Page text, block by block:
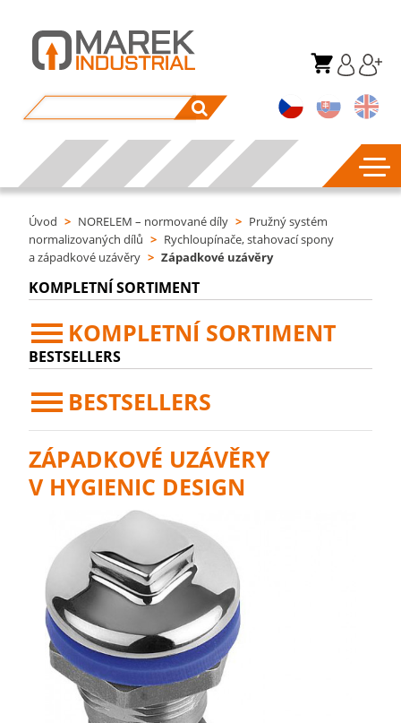
Úvod > NORELEM – normované díly > Pružný systém
normalizovaných dílů > Rychloupínače, stahovací spony
a západkové uzávěry > Západkové uzávěry
KOMPLETNÍ SORTIMENT
KOMPLETNÍ SORTIMENT
BESTSELLERS
BESTSELLERS
ZÁPADKOVÉ UZÁVĚRY
V HYGIENIC DESIGN